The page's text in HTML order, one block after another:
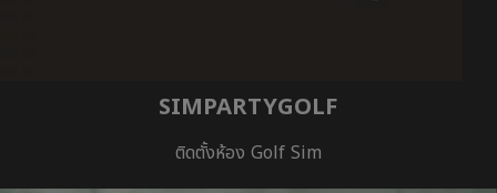
SIMPARTYGOLF
ติดตั้งห้อง Golf Sim